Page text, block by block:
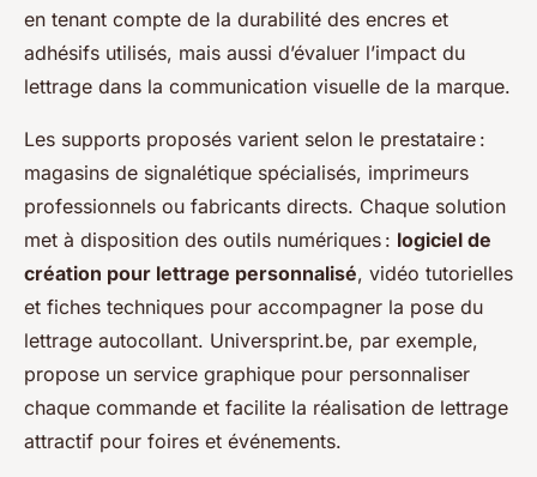
en tenant compte de la durabilité des encres et
adhésifs utilisés, mais aussi d’évaluer l’impact du
lettrage dans la communication visuelle de la marque.
Les supports proposés varient selon le prestataire :
magasins de signalétique spécialisés, imprimeurs
professionnels ou fabricants directs. Chaque solution
met à disposition des outils numériques : logiciel de
création pour lettrage personnalisé, vidéo tutorielles
et fiches techniques pour accompagner la pose du
lettrage autocollant. Universprint.be, par exemple,
propose un service graphique pour personnaliser
chaque commande et facilite la réalisation de lettrage
attractif pour foires et événements.